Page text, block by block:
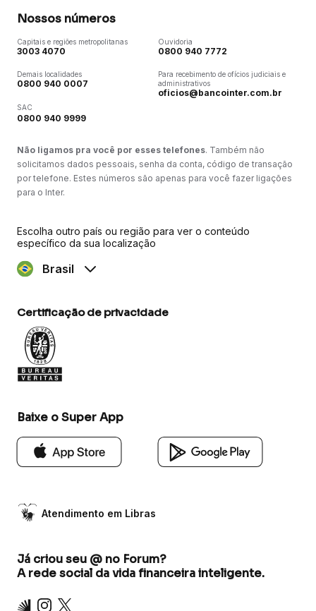
Nossos números
Capitais e regiões metropolitanas
3003 4070
Demais localidades
0800 940 0007
SAC
0800 940 9999
Ouvidoria
0800 940 7772
Para recebimento de ofícios judiciais e
administrativos
oficios@bancointer.com.br
Não ligamos pra você por esses telefones. Também não
solicitamos dados pessoais, senha da conta, código de transação
por telefone. Estes números são apenas para você fazer ligações
para o Inter.
Escolha outro país ou região para ver o conteúdo
específico da sua localização
Brasil
Certificação de privacidade
Baixe o Super App
Atendimento em Libras
Já criou seu @ no Forum?
A rede social da vida financeira inteligente.
Inter Instagram
X